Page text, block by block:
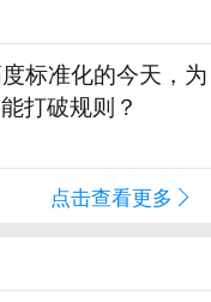
标准化的今天，为
打破规则？
点击查看更多